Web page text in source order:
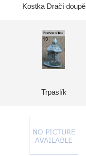
Kostka Dračí doupě
Trpaslík